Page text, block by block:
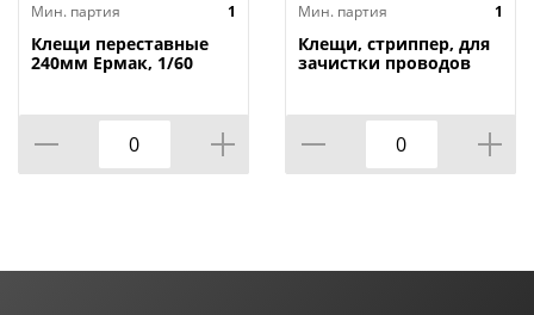
Мин. партия
1
Клещи переставные
240мм Ермак, 1/60
Мин. партия
1
Клещи, стриппер, для
зачистки проводов